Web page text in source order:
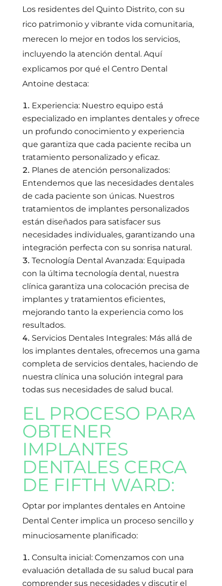
Los residentes del Quinto Distrito, con su
rico patrimonio y vibrante vida comunitaria,
merecen lo mejor en todos los servicios,
incluyendo la atención dental. Aquí
explicamos por qué el Centro Dental
Antoine destaca:
Experiencia: Nuestro equipo está
especializado en implantes dentales y ofrece
un profundo conocimiento y experiencia
que garantiza que cada paciente reciba un
tratamiento personalizado y eficaz.
Planes de atención personalizados:
Entendemos que las necesidades dentales
de cada paciente son únicas. Nuestros
tratamientos de implantes personalizados
están diseñados para satisfacer sus
necesidades individuales, garantizando una
integración perfecta con su sonrisa natural.
Tecnología Dental Avanzada: Equipada
con la última tecnología dental, nuestra
clínica garantiza una colocación precisa de
implantes y tratamientos eficientes,
mejorando tanto la experiencia como los
resultados.
Servicios Dentales Integrales: Más allá de
los implantes dentales, ofrecemos una gama
completa de servicios dentales, haciendo de
nuestra clínica una solución integral para
todas sus necesidades de salud bucal.
EL PROCESO PARA
OBTENER
IMPLANTES
DENTALES CERCA
DE FIFTH WARD:
Optar por implantes dentales en Antoine
Dental Center implica un proceso sencillo y
minuciosamente planificado:
Consulta inicial: Comenzamos con una
evaluación detallada de su salud bucal para
comprender sus necesidades y discutir el